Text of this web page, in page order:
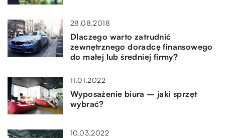
28.08.2018
Dlaczego warto zatrudnić
zewnętrznego doradcę finansowego
do małej lub średniej firmy?
11.01.2022
Wyposażenie biura – jaki sprzęt
wybrać?
10.03.2022